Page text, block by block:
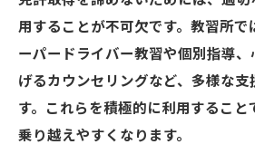
用することが不可欠です。教習所で
ーパードライバー教習や個別指導
げるカウンセリングなど、多様な支
す。これらを積極的に利用すること
乗り越えやすくなります。